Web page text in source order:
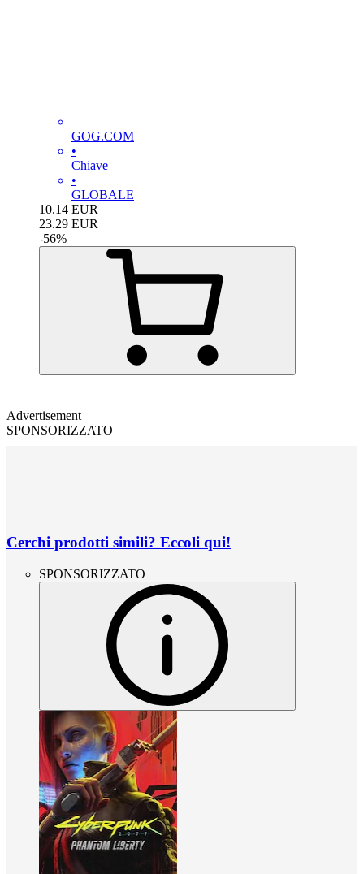
GOG.COM
•
Chiave
•
GLOBALE
10.14 EUR
23.29 EUR
-56%
Advertisement
SPONSORIZZATO
Cerchi prodotti simili? Eccoli qui!
SPONSORIZZATO